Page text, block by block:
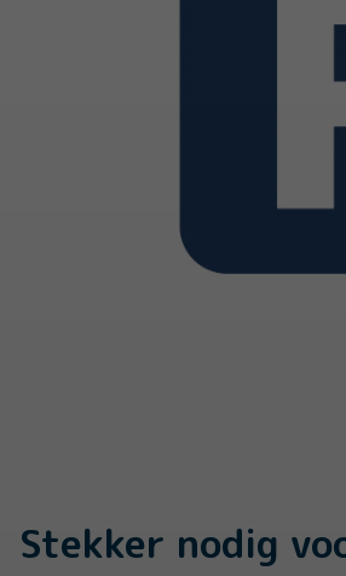
Stekker nodig